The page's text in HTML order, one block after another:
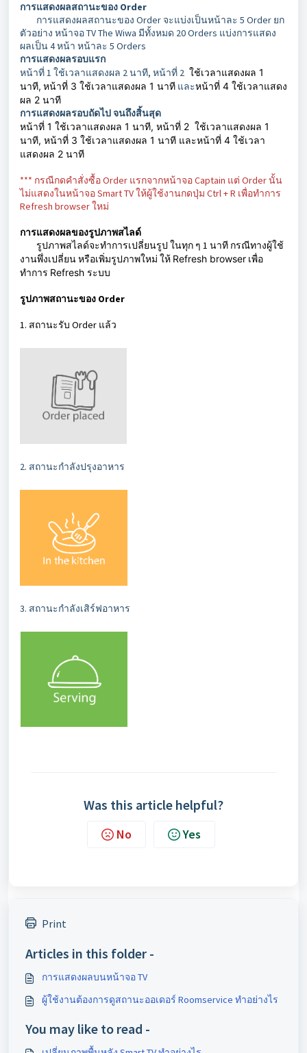
การแสดงผลสถานะของ Order
การแสดงผลสถานะของ Order จะแบ่งเป็นหน้าละ 5 Order ยก
ตัวอย่าง หน้าจอ TV The Wiwa มีทั้งหมด 20 Orders แบ่งการแสดง
ผลเป็น 4 หน้า หน้าละ 5 Orders
การแสดงผลรอบแรก
หน้าที่ 1 ใช้เวลาแสดงผล 2 นาที, หน้าที่ 2 ใช้เวลาแสดงผล 1
นาที, หน้าที่ 3 ใช้เวลาแสดงผล 1 นาที และหน้าที่ 4 ใช้เวลาแสดง
ผล 2 นาที
การแสดงผลรอบถัดไป จนถึงสิ้นสุด
หน้าที่ 1 ใช้เวลาแสดงผล 1 นาที, หน้าที่ 2 ใช้เวลาแสดงผล 1
นาที, หน้าที่ 3 ใช้เวลาแสดงผล 1 นาที และหน้าที่ 4 ใช้เวลา
แสดงผล 2 นาที
*** กรณีกดคำสั่งซื้อ Order แรกจากหน้าจอ Captain แต่ Order นั้น
ไม่แสดงในหน้าจอ Smart TV ให้ผู้ใช้งานกดปุ่ม Ctrl + R เพื่อทำการ
Refresh browser ใหม่
การแสดงผลของรูปภาพสไลด์
รูปภาพสไลด์จะทำการเปลี่ยนรูป ในทุก ๆ 1 นาที กรณีทางผู้ใช้
งานพึ่งเปลี่ยน หรือเพิ่มรูปภาพใหม่ ให้ Refresh browser เพื่อ
ทำการ Refresh ระบบ
รูปภาพสถานะของ Order
1. สถานะรับ Order แล้ว
2. สถานะกำลังปรุงอาหาร
3. สถานะกำลังเสิร์ฟอาหาร
Was this article helpful?
No Yes
Print
Articles in this folder -
การแสดงผลบนหน้าจอ TV
ผู้ใช้งานต้องการดูสถานะออเดอร์ Roomservice ทำอย่างไร
You may like to read -